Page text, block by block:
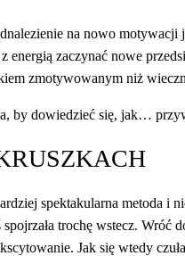
na nowo motywacji
energią zaczynać nowe
zmotywowanym niż
by dowiedzieć się, jak…
spektakularna metoda i
trochę wstecz. Wróć
Jak się wtedy